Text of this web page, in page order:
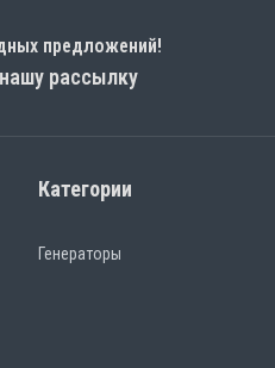
предложений!
рассылку
Категории
Генераторы